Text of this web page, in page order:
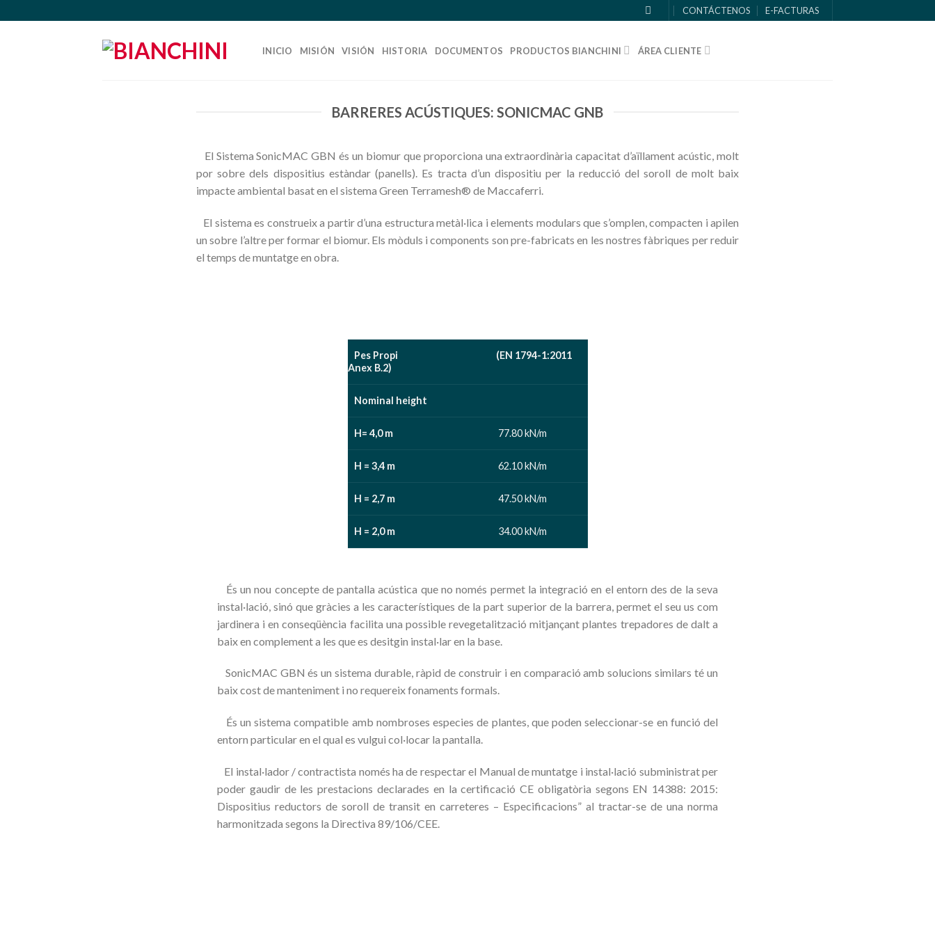
to
CONTÁCTENOS E-FACTURAS
INICIO MISIÓN VISIÓN HISTORIA DOCUMENTOS PRODUCTOS BIANCHINI ÁREA CLIENTE
BARRERES ACÚSTIQUES: SONICMAC GNB
El Sistema SonicMAC GBN és un biomur que proporciona una extraordinària capacitat d’aïllament acústic, molt
por sobre dels dispositius estàndar (panells). Es tracta d’un dispositiu per la reducció del soroll de molt baix
impacte ambiental basat en el sistema Green Terramesh® de Maccaferri.
El sistema es construeix a partir d’una estructura metàl·lica i elements modulars que s’omplen, compacten i apilen
un sobre l’altre per formar el biomur. Els mòduls i components son pre-fabricats en les nostres fàbriques per reduir
el temps de muntatge en obra.
Pes Propi (EN 1794-1:2011
Anex B.2)
Nominal height
H= 4,0 m 77.80 kN/m
H = 3,4 m 62.10 kN/m
H = 2,7 m 47.50 kN/m
H = 2,0 m 34.00 kN/m
És un nou concepte de pantalla acústica que no només permet la integració en el entorn des de la seva
instal·lació, sinó que gràcies a les característiques de la part superior de la barrera, permet el seu us com
jardinera i en conseqüència facilita una possible revegetalització mitjançant plantes trepadores de dalt a
baix en complement a les que es desitgin instal·lar en la base.
SonicMAC GBN és un sistema durable, ràpid de construir i en comparació amb solucions similars té un
baix cost de manteniment i no requereix fonaments formals.
És un sistema compatible amb nombroses especies de plantes, que poden seleccionar-se en funció del
entorn particular en el qual es vulgui col·locar la pantalla.
El instal·lador / contractista només ha de respectar el Manual de muntatge i instal·lació subministrat per
poder gaudir de les prestacions declarades en la certificació CE obligatòria segons EN 14388: 2015:
Dispositius reductors de soroll de transit en carreteres – Especificacions” al tractar-se de una norma
harmonitzada segons la Directiva 89/106/CEE.